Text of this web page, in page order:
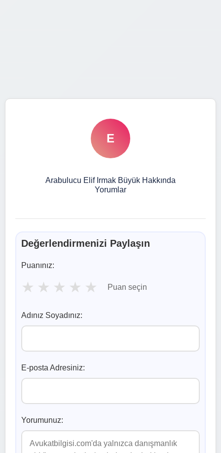
E
Arabulucu Elif Irmak Büyük Hakkında
Yorumlar
Değerlendirmenizi Paylaşın
Puanınız:
★ ★ ★ ★ ★ Puan seçin
Adınız Soyadınız:
E-posta Adresiniz:
Yorumunuz: